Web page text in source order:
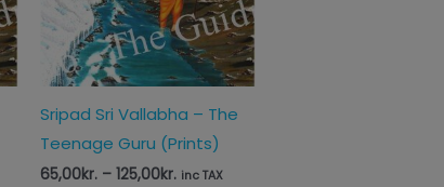
Sripad Sri Vallabha – The
Teenage Guru (Prints)
65,00kr. – 125,00kr. inc TAX